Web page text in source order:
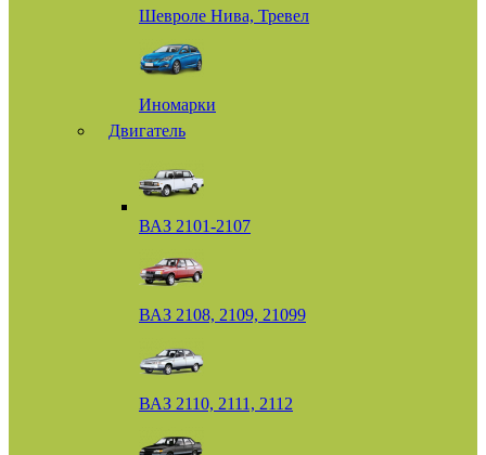
Шевроле Нива, Тревел
Иномарки
Двигатель
ВАЗ 2101-2107
ВАЗ 2108, 2109, 21099
ВАЗ 2110, 2111, 2112